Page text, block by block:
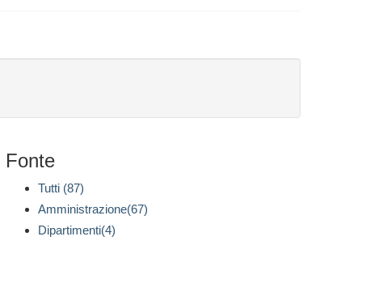
Fonte
Tutti (87)
Amministrazione(67)
Dipartimenti(4)